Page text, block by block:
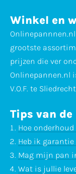
Winkel en
grootste
prijzen die ver
Onlinepannen.nl
V.O.F. te
Tips van
Hoe
Heb ik
Mag mijn pan
Wat is jullie